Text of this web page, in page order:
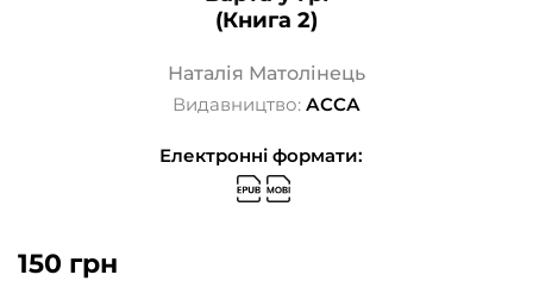
(Книга 2)
Наталія Матолінець
Видавництво: АССА
Електронні формати:
150 грн